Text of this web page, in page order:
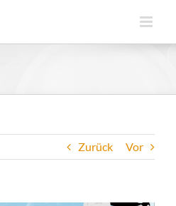
Zurück Vor